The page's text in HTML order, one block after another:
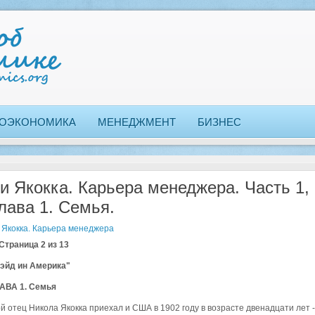
МЕНЕДЖМЕНТ БИЗНЕС
Якокка. Карьера менеджера. Часть
1. Семья.
Карьера менеджера
2 из 13
ин Америка"
1. Семья
отец Никола Якокка приехал и США в 1902 году в возрасте двенадцати лет -